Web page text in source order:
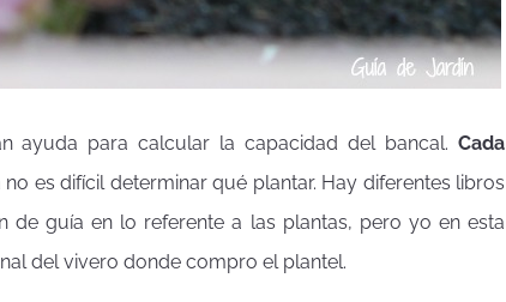
ayuda para calcular la capacidad del bancal. Cada
es difícil determinar qué plantar. Hay diferentes libros
guía en lo referente a las plantas, pero yo en esta
del vivero donde compro el plantel.